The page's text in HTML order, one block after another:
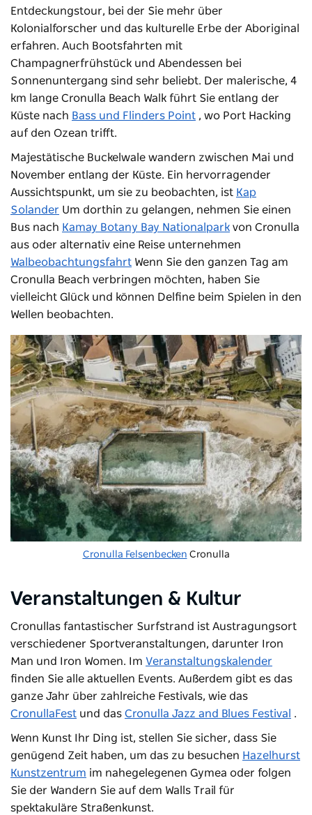
Entdeckungstour, bei der Sie mehr über
Kolonialforscher und das kulturelle Erbe der Aboriginal
erfahren. Auch Bootsfahrten mit
Champagnerfrühstück und Abendessen bei
Sonnenuntergang sind sehr beliebt. Der malerische, 4
km lange Cronulla Beach Walk führt Sie entlang der
Küste nach Bass und Flinders Point , wo Port Hacking
auf den Ozean trifft.
Majestätische Buckelwale wandern zwischen Mai und
November entlang der Küste. Ein hervorragender
Aussichtspunkt, um sie zu beobachten, ist Kap
Solander Um dorthin zu gelangen, nehmen Sie einen
Bus nach Kamay Botany Bay Nationalpark von Cronulla
aus oder alternativ eine Reise unternehmen
Walbeobachtungsfahrt Wenn Sie den ganzen Tag am
Cronulla Beach verbringen möchten, haben Sie
vielleicht Glück und können Delfine beim Spielen in den
Wellen beobachten.
Cronulla Felsenbecken Cronulla
Veranstaltungen & Kultur
Cronullas fantastischer Surfstrand ist Austragungsort
verschiedener Sportveranstaltungen, darunter Iron
Man und Iron Women. Im Veranstaltungskalender
finden Sie alle aktuellen Events. Außerdem gibt es das
ganze Jahr über zahlreiche Festivals, wie das
CronullaFest und das Cronulla Jazz and Blues Festival .
Wenn Kunst Ihr Ding ist, stellen Sie sicher, dass Sie
genügend Zeit haben, um das zu besuchen Hazelhurst
Kunstzentrum im nahegelegenen Gymea oder folgen
Sie der Wandern Sie auf dem Walls Trail für
spektakuläre Straßenkunst.